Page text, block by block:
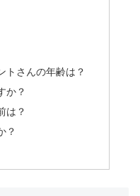
トさんの年齢は？
か？
は？
？